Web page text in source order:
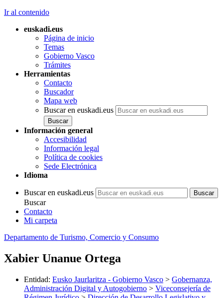
Ir al contenido
euskadi.eus
Página de inicio
Temas
Gobierno Vasco
Trámites
Herramientas
Contacto
Buscador
Mapa web
Buscar en euskadi.eus
Información general
Accesibilidad
Información legal
Política de cookies
Sede Electrónica
Idioma
Buscar en euskadi.eus
Buscar
Contacto
Mi carpeta
Departamento de Turismo, Comercio y Consumo
Xabier Unanue Ortega
Entidad: Eusko Jaurlaritza - Gobierno Vasco > Gobernanza,
Administración Digital y Autogobierno > Viceconsejería de